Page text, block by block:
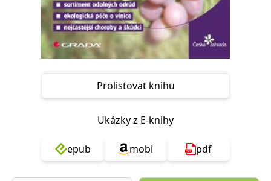
Prolistovat knihu
Ukázky z E-knihy
epub mobi pdf
Název
Provider /
Doména
Vyprší Popis
CookieScriptConsent
CookieScript
www.grada.cz
1 měsíc
Tento soubor
cookie
používá
služba
Script.com k
souhlasu se
cookie
Cookie-
fungoval